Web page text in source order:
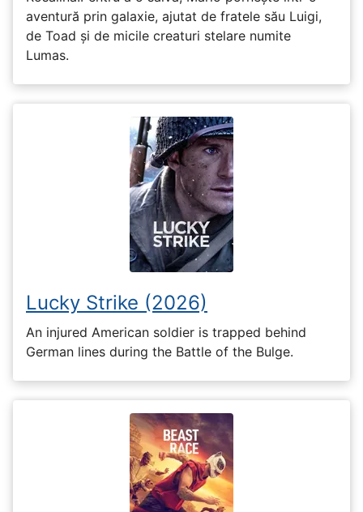
aventură prin galaxie, ajutat de fratele său Luigi,
de Toad și de micile creaturi stelare numite
Lumas.
Lucky Strike (2026)
An injured American soldier is trapped behind
German lines during the Battle of the Bulge.